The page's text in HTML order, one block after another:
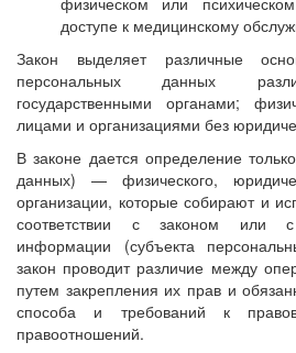
доступе к медицинскому
Закон выделяет различные
персональных данных
государственными органами;
лицами и организациями без
В законе дается определение
данных) — физического,
организации, которые собирают и
соответствии с законом или с
информации (субъекта
закон проводит различие между
путем закрепления их прав и
способа и требований к
правоотношений.